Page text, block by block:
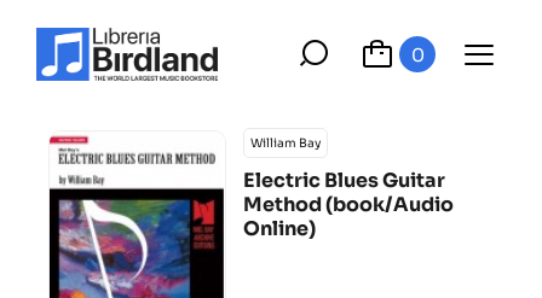
0
William Bay
Electric Blues Guitar
Method (book/Audio
Online)